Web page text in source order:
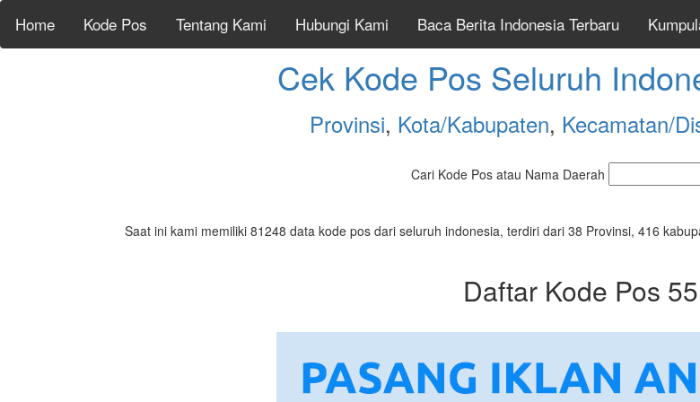
Home Kode Pos Tentang Kami Hubungi Kami Baca Berita Indonesia Terbaru
Cek Kode Pos Seluruh
Provinsi, Kota/Kabupaten, Kecamatan/
Cari Kode Pos atau Nama Daerah
Saat ini kami memiliki 81248 data kode pos dari seluruh indonesia, terdiri dari 38 Provinsi, 416
Daftar Kode Pos